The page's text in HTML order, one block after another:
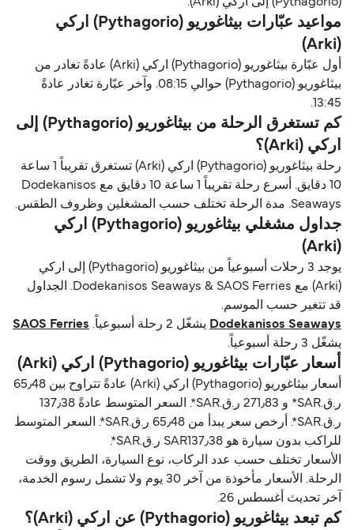
(Pythagorio) إلى اركي (Arki).
مواعيد عبّارات بيثاغوريو (Pythagorio) اركي
(Arki)
أول عبّارة بيثاغوريو (Pythagorio) اركي (Arki) عادةً تغادر من
بيثاغوريو (Pythagorio) حوالي 08:15. وآخر عبّارة تغادر عادةً
13:45.
كم تستغرق الرحلة من بيثاغوريو (Pythagorio) إلى
اركي (Arki)؟
رحلة بيثاغوريو (Pythagorio) اركي (Arki) تستغرق تقريباً 1 ساعة
10 دقايق. أسرع رحلة تقريباً 1 ساعة 10 دقايق مع Dodekanisos
Seaways. مدة الرحلة تختلف حسب المشغلين وظروف الطقس.
جداول مشغلي بيثاغوريو (Pythagorio) اركي
(Arki)
يوجد 3 رحلات أسبوعياً من بيثاغوريو (Pythagorio) إلى اركي
(Arki) مع Dodekanisos Seaways & SAOS Ferries. الجداول
قد تتغير حسب الموسم.
Dodekanisos Seaways يشغّل 2 رحلة أسبوعياً.
SAOS Ferries
يشغّل 3 رحلة أسبوعياً.
أسعار عبّارات بيثاغوريو (Pythagorio) اركي (Arki)
أسعار بيثاغوريو (Pythagorio) اركي (Arki) عادةً تتراوح بين 65٫48
ر.ق.‏SAR* و 271٫83 ر.ق.‏SAR*. السعر المتوسط عادةً 137٫38
ر.ق.‏SAR*. أرخص سعر يبدأ من 65٫48 ر.ق.‏SAR*. السعر المتوسط
للراكب بدون سيارة هو SAR137٫38 ر.ق.‏SAR*.
الأسعار تختلف حسب عدد الركاب، نوع السيارة، الطريق ووقت
الرحلة. الأسعار مأخوذة من آخر 30 يوم ولا تشمل رسوم الخدمة،
آخر تحديث أغسطس 26.
كم تبعد بيثاغوريو (Pythagorio) عن اركي (Arki)؟